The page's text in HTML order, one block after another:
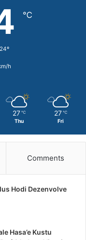
℃
h
27 ℃
Thu
27 ℃
Fri
Comments
Hodi Dezenvolve
Hasa’e Kustu